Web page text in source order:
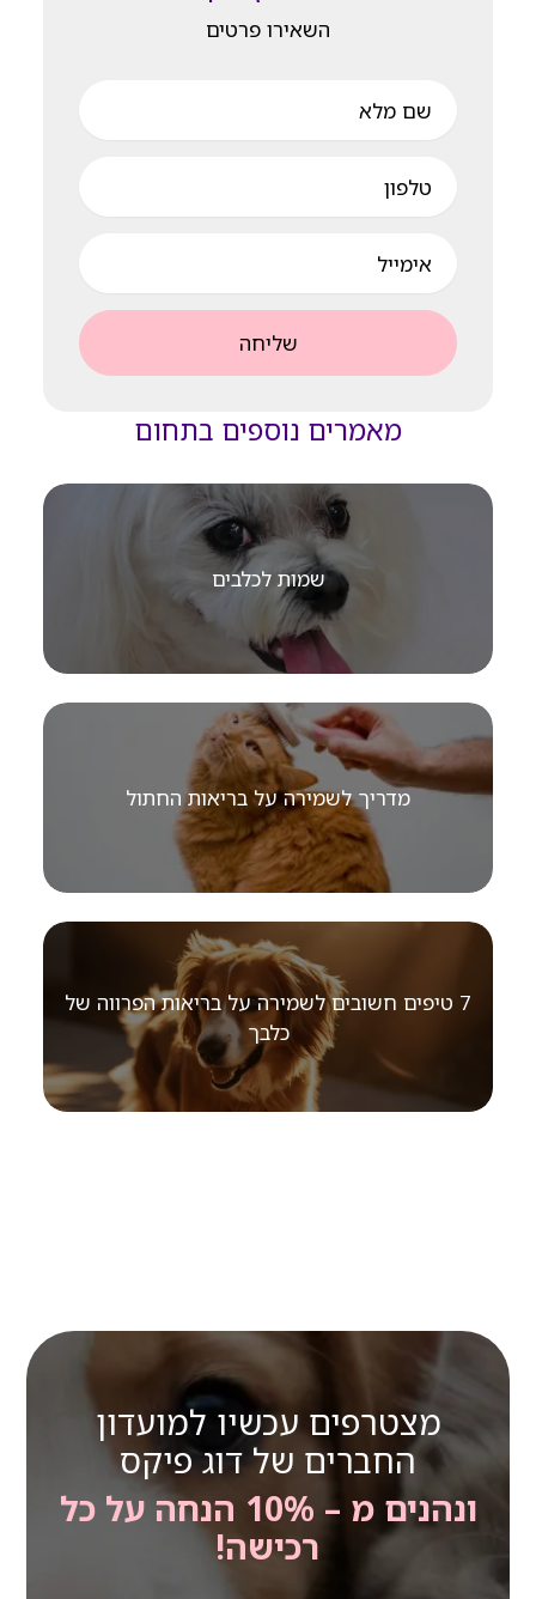
השאירו פרטים
מלא
שליחה
מאמרים נוספים בתחום
שמות לכלבים
מדריך לשמירה על בריאות החתול
7 טיפים חשובים לשמירה על בריאות הפרווה של
כלבך
מצטרפים עכשיו למועדון
החברים של דוג פיקס
ונהנים מ – 10% הנחה על כל
רכישה!